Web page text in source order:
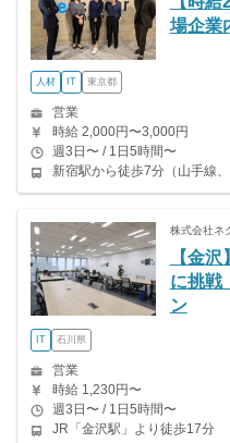
場企業
人材 IT 東京都
営業
時給 2,000円〜3,000円
週3日〜 / 1日5時間〜
株式会社ネ
【金
に挑戦
ン
IT 石川県
営業
時給 1,230円〜
週3日〜 / 1日5時間〜
JR「金沢駅」より徒歩17分